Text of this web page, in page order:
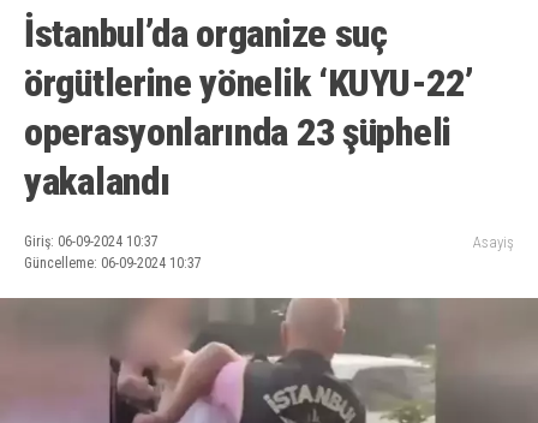
İstanbul’da organize suç
örgütlerine yönelik ‘KUYU-22’
operasyonlarında 23 şüpheli
yakalandı
Giriş: 06-09-2024 10:37
Güncelleme: 06-09-2024 10:37
Asayiş